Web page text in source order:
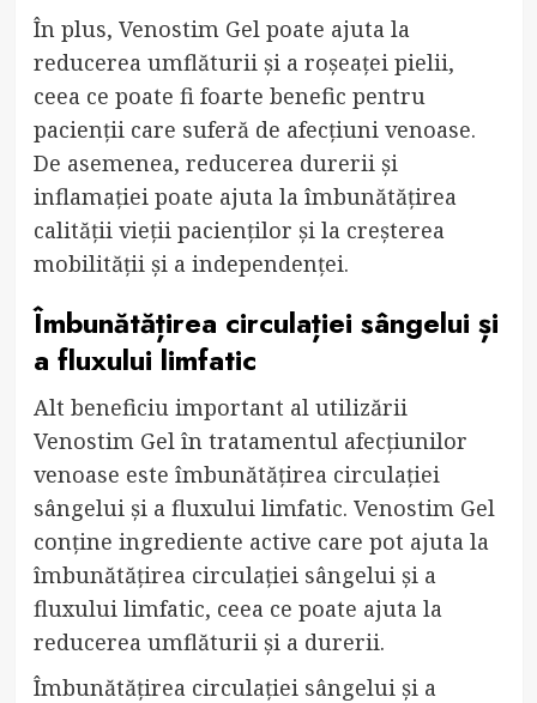
În plus, Venostim Gel poate ajuta la
reducerea umflăturii și a roșeaței pielii,
ceea ce poate fi foarte benefic pentru
pacienții care suferă de afecțiuni venoase.
De asemenea, reducerea durerii și
inflamației poate ajuta la îmbunătățirea
calității vieții pacienților și la creșterea
mobilității și a independenței.
Îmbunătățirea circulației sângelui și
a fluxului limfatic
Alt beneficiu important al utilizării
Venostim Gel în tratamentul afecțiunilor
venoase este îmbunătățirea circulației
sângelui și a fluxului limfatic. Venostim Gel
conține ingrediente active care pot ajuta la
îmbunătățirea circulației sângelui și a
fluxului limfatic, ceea ce poate ajuta la
reducerea umflăturii și a durerii.
Îmbunătățirea circulației sângelui și a